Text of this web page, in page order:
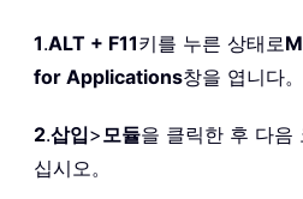
1.ALT + F11키를 누른 상태로
for Applications창을 엽니다。
2.삽입>모듈을 클릭한 후 다음
십시오。